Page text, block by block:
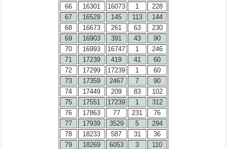
66
16301 16073 1
228
67
16529 145 113
144
68
16673 261 63
230
69
16903 391 43
90
70
16993 16747 1
246
71
17239 419 41
60
72
17299 17239 1
60
73
17359 2467 7
90
74
17449 209 83
102
75
17551 17239 1
312
76
17863 77 231
76
77
17939 3529 5
294
78
18233 587 31
36
79
18269 6053 3
110